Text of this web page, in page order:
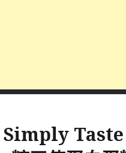
Simply Taste